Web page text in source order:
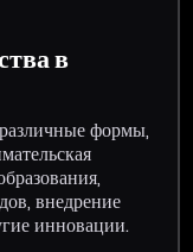
в
формы,
внедрение
инновации.